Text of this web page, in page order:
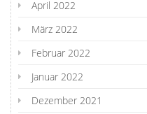
April 2022
März 2022
Februar 2022
Januar 2022
Dezember 2021